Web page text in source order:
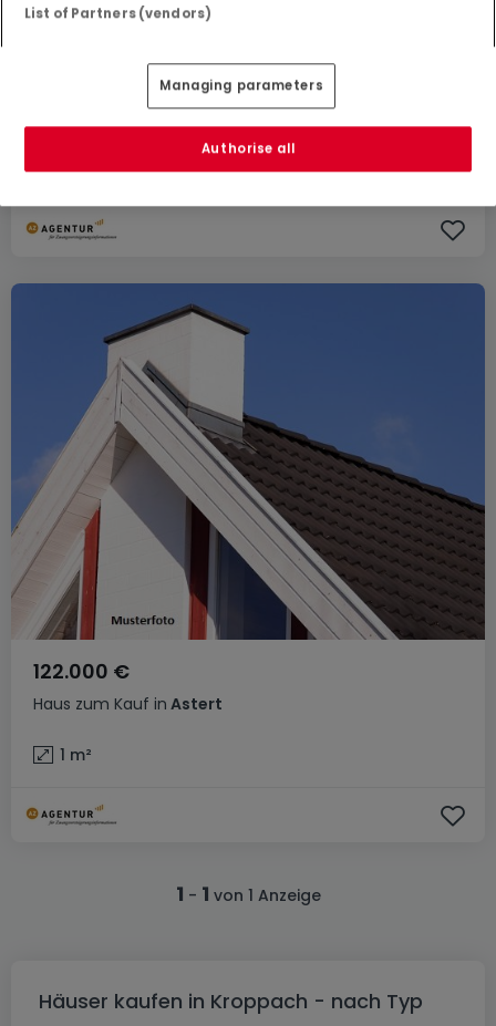
287 m²
Haus zum Kauf in Astert
122.000 €
1 m²
1 - 1 von 1 Anzeige
Häuser kaufen in Kroppach - nach Typ
List of Partners (vendors)
Managing parameters
Authorise all